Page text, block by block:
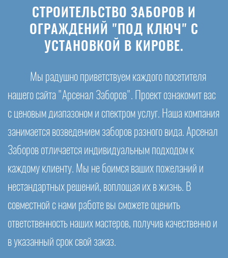
СТРОИТЕЛЬСТВО ЗАБОРОВ И
ОГРАЖДЕНИЙ "ПОД КЛЮЧ" С
УСТАНОВКОЙ В КИРОВЕ.
Мы радушно приветствуем каждого посетителя
нашего сайта "Арсенал Заборов". Проект ознакомит вас
с ценовым диапазоном и спектром услуг. Наша компания
занимается возведением заборов разного вида. Арсенал
Заборов отличается индивидуальным подходом к
каждому клиенту. Мы не боимся ваших пожеланий и
нестандартных решений, воплощая их в жизнь. В
совместной с нами работе вы сможете оценить
ответственность наших мастеров, получив качественно и
в указанный срок свой заказ.